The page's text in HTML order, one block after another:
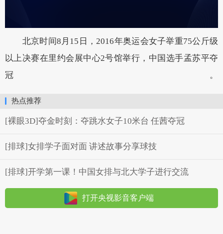
北京时间8月15日，2016年奥运会女子举重75公斤级
以上决赛在里约会展中心2号馆举行，中国选手孟苏平夺
冠。
热点推荐
[裸眼3D]夺金时刻：夺跳水女子10米台 任茜夺冠
[排球]女排学子面对面 讲述故事分享球技
[排球]开学第一课！中国女排与北大学子进行交流
打开央视影音客户端